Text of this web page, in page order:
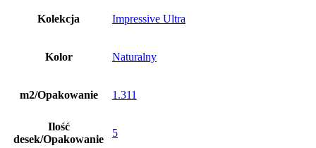
Kolekcja Impressive Ultra
Kolor Naturalny
m2/Opakowanie 1.311
Ilość
desek/Opakowanie
5